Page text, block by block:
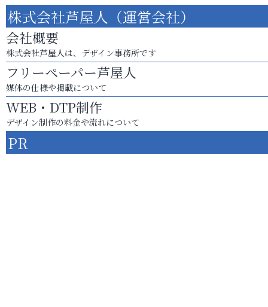
株式会社芦屋人（運営会社）
会社概要
株式会社芦屋人は、デザイン事務所です
フリーペーパー芦屋人
媒体の仕様や掲載について
WEB・DTP制作
デザイン制作の料金や流れについて
PR